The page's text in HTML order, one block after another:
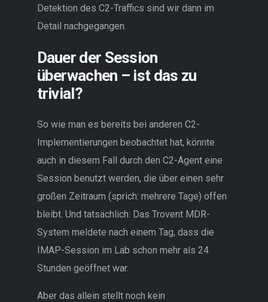
Detektion des C2-Traffics sind wir dann im
Detail nachgegangen.
Dauer der Session
überwachen – ist das zu
trivial?
So wie man es bereits bei anderen C2-
Implementierungen beobachtet hat, könnte
auch in diesem Fall durch den C2-Agent eine
Session benutzt werden, die über einen sehr
großen Zeitraum (sprich: mehrere Tage) offen
bleibt. Und tatsächlich: Das Trovent MDR-
System meldete nach einem Tag, dass die
IMAP-Session im Lab schon mehr als 24
Stunden geöffnet war.
Aber das allein stellt noch kein